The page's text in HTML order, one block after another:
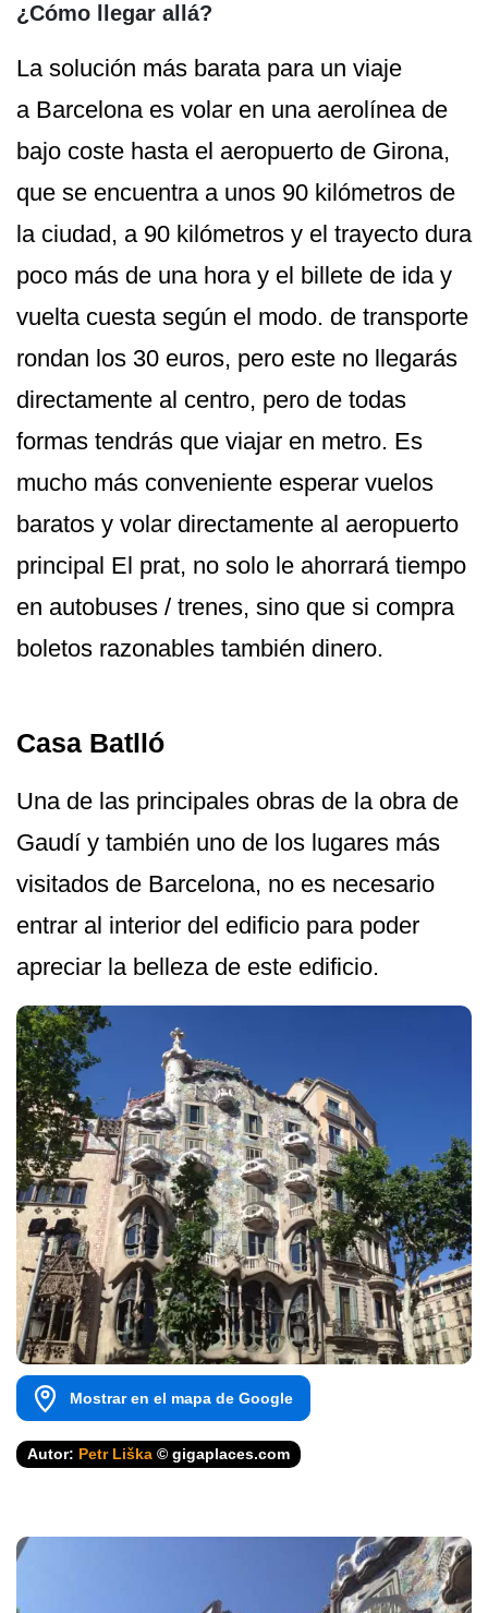
¿Cómo llegar allá?
La solución más barata para un viaje
a Barcelona es volar en una aerolínea de
bajo coste hasta el aeropuerto de Girona,
que se encuentra a unos 90 kilómetros de
la ciudad, a 90 kilómetros y el trayecto dura
poco más de una hora y el billete de ida y
vuelta cuesta según el modo. de transporte
rondan los 30 euros, pero este no llegarás
directamente al centro, pero de todas
formas tendrás que viajar en metro. Es
mucho más conveniente esperar vuelos
baratos y volar directamente al aeropuerto
principal El prat, no solo le ahorrará tiempo
en autobuses / trenes, sino que si compra
boletos razonables también dinero.
Casa Batlló
Una de las principales obras de la obra de
Gaudí y también uno de los lugares más
visitados de Barcelona, no es necesario
entrar al interior del edificio para poder
apreciar la belleza de este edificio.
Mostrar en el mapa de Google
Autor: Petr Liška © gigaplaces.com